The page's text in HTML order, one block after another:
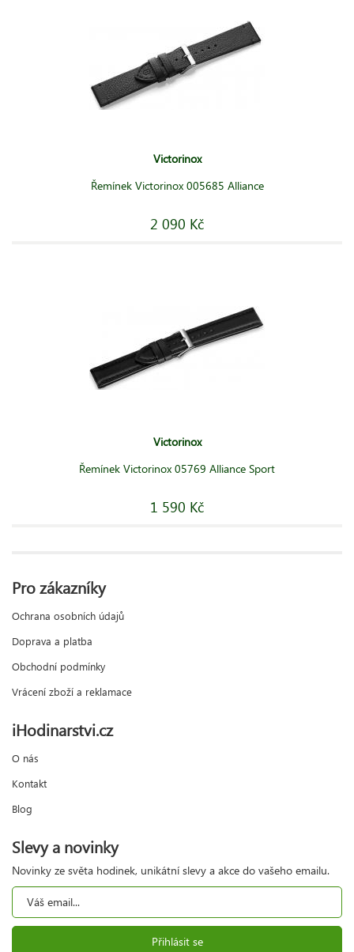
Victorinox
Řemínek Victorinox 005685 Alliance
2 090 Kč
Victorinox
Řemínek Victorinox 05769 Alliance Sport
1 590 Kč
Pro zákazníky
Ochrana osobních údajů
Doprava a platba
Obchodní podmínky
Vrácení zboží a reklamace
iHodinarstvi.cz
O nás
Kontakt
Blog
Slevy a novinky
Novinky ze světa hodinek, unikátní slevy a akce do vašeho emailu.
Přihlásit se